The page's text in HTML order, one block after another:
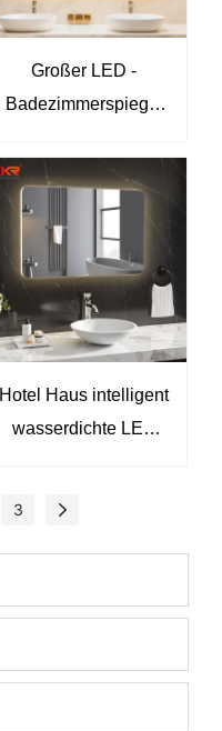
Großer LED -
Badezimmerspiegel
Metallkante LED -
Spiegel
Hotel Haus intelligent
wasserdichte LED
3